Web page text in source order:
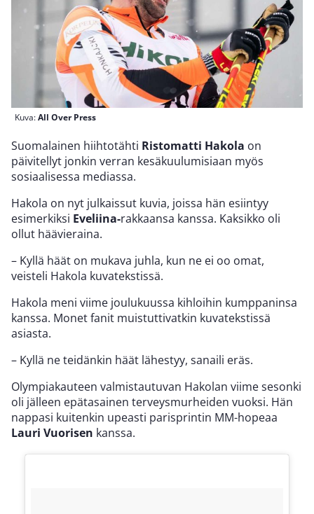
Kuva:All Over Press
Suomalainen hiihtotähti Ristomatti Hakola on
päivitellyt jonkin verran kesäkuulumisiaan myös
sosiaalisessa mediassa.
Hakola on nyt julkaissut kuvia, joissa hän esiintyy
esimerkiksi Eveliina-rakkaansa kanssa. Kaksikko oli
ollut häävieraina.
– Kyllä häät on mukava juhla, kun ne ei oo omat,
veisteli Hakola kuvatekstissä.
Hakola meni viime joulukuussa kihloihin kumppaninsa
kanssa. Monet fanit muistuttivatkin kuvatekstissä
asiasta.
– Kyllä ne teidänkin häät lähestyy, sanaili eräs.
Olympiakauteen valmistautuvan Hakolan viime sesonki
oli jälleen epätasainen terveysmurheiden vuoksi. Hän
nappasi kuitenkin upeasti parisprintin MM-hopeaa
Lauri Vuorisen kanssa.